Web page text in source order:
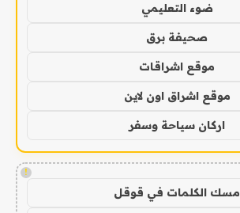
ضوء التعليمي
صحيفة برق
موقع اشراقات
موقع اشراق اون لاين
اركان سياحة وسفر
!
مسك الكلمات في قوقل